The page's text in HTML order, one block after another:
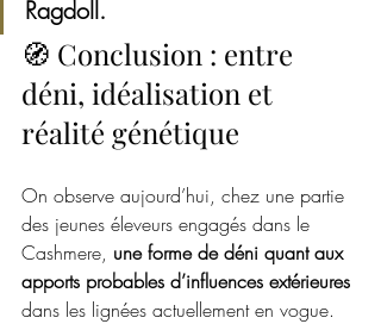
Ragdoll.
🧭 Conclusion : entre
déni, idéalisation et
réalité génétique
On observe aujourd’hui, chez une partie
des jeunes éleveurs engagés dans le
Cashmere, une forme de déni quant aux
apports probables d’influences extérieures
dans les lignées actuellement en vogue.